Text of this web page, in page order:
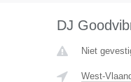
DJ
Niet
West-